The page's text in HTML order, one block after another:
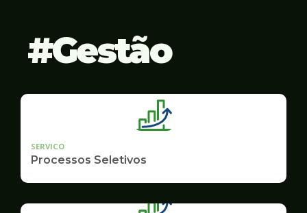
Gestão
SERVICO
Processos Seletivos